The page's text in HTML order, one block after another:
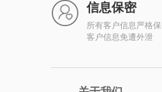
信息保密
所有客户信息严格
客户信息免遭外泄